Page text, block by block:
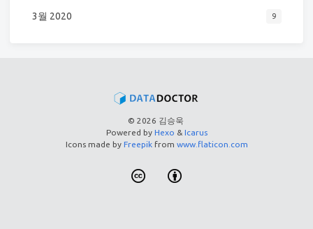
3월 2020 9
© 2026 김승욱
Powered by Hexo & Icarus
Icons made by Freepikfrom www.flaticon.com